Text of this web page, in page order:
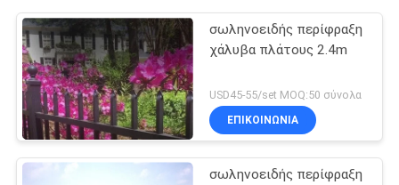
σωληνοειδής περίφραξη
χάλυβα πλάτους 2.4m
USD45-55/set MOQ:50 σύνολα
ΕΠΙΚΟΙΝΩΝΙΑ
σωληνοειδής περίφραξη